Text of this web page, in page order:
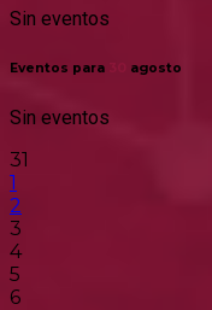
Sin eventos
Eventos para agosto
Sin eventos
31
1
2
3
4
5
6